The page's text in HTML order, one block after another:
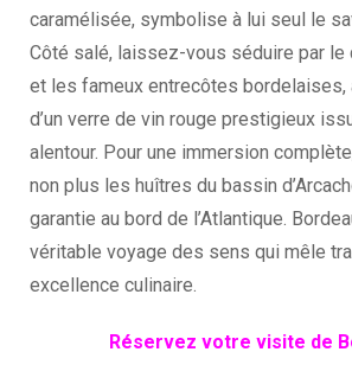
caramélisée, symbolise à lui seul le
Côté salé, laissez-vous séduire par le
et les fameux entrecôtes bordelaises,
d’un verre de vin rouge prestigieux
alentour. Pour une immersion
non plus les huîtres du bassin
garantie au bord de l’Atlantique.
véritable voyage des sens qui mêle
excellence culinaire.
Réservez votre visite de